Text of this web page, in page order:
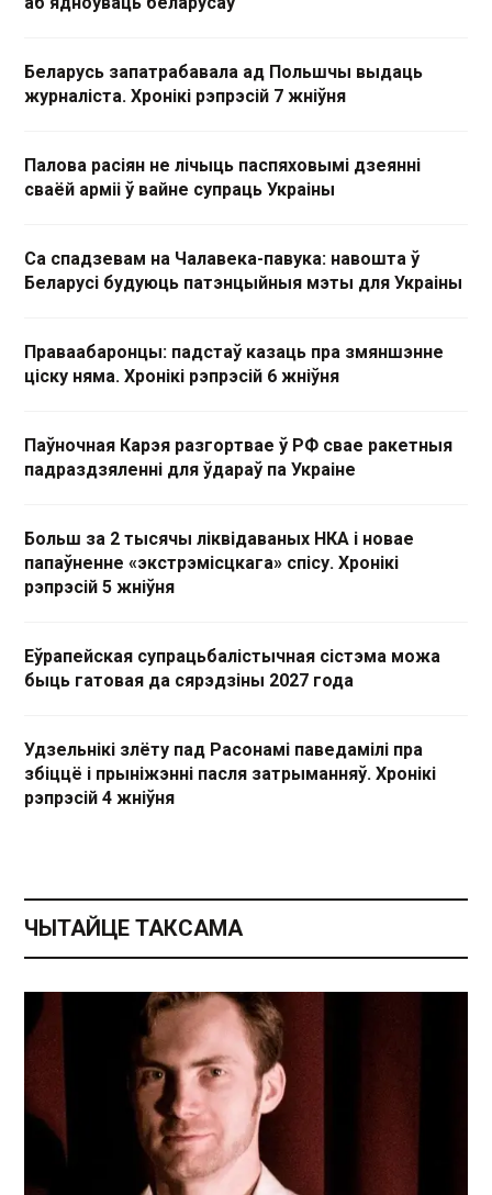
Беларусь запатрабавала ад Польшчы выдаць
журналіста. Хронікі рэпрэсій 7 жніўня
Палова расіян не лічыць паспяховымі дзеянні
сваёй арміі ў вайне супраць Украіны
Са спадзевам на Чалавека-павука: навошта ў
Беларусі будуюць патэнцыйныя мэты для Украіны
Праваабаронцы: падстаў казаць пра змяншэнне
ціску няма. Хронікі рэпрэсій 6 жніўня
Паўночная Карэя разгортвае ў РФ свае ракетныя
падраздзяленні для ўдараў па Украіне
Больш за 2 тысячы ліквідаваных НКА і новае
папаўненне «экстрэмісцкага» спісу. Хронікі
рэпрэсій 5 жніўня
Еўрапейская супрацьбалістычная сістэма можа
быць гатовая да сярэдзіны 2027 года
Удзельнікі злёту пад Расонамі паведамілі пра
збіццё і прыніжэнні пасля затрыманняў. Хронікі
рэпрэсій 4 жніўня
ЧЫТАЙЦЕ ТАКСАМА